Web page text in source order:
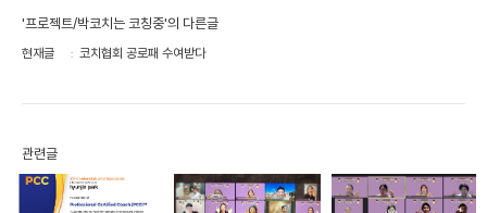
'프로젝트/박코치는 코칭중'의 다른글
현재글 코치협회 공로패 수여받다
관련글